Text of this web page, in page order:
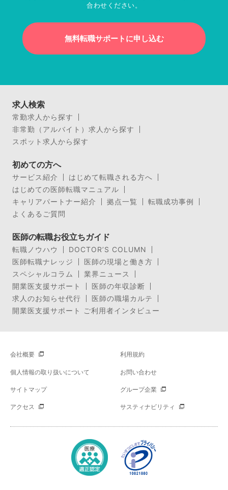
合わせください。
無料転職サポートに申し込む
求人検索
常勤求人から探す
非常勤（アルバイト）求人から探す
スポット求人から探す
初めての方へ
サービス紹介
はじめて転職される方へ
はじめての医師転職マニュアル
キャリアパートナー紹介
拠点一覧
転職成功事例
よくあるご質問
医師の転職お役立ちガイド
転職ノウハウ
DOCTOR’S COLUMN
医師転職ナレッジ
医師の現場と働き方
スペシャルコラム
業界ニュース
開業医支援サポート
医師の年収診断
求人のお知らせ代行
医師の職場カルテ
開業医支援サポート ご利用者インタビュー
会社概要 利用規約
個人情報の取り扱いについて お問い合わせ
サイトマップ グループ企業
アクセス サスティナビリティ